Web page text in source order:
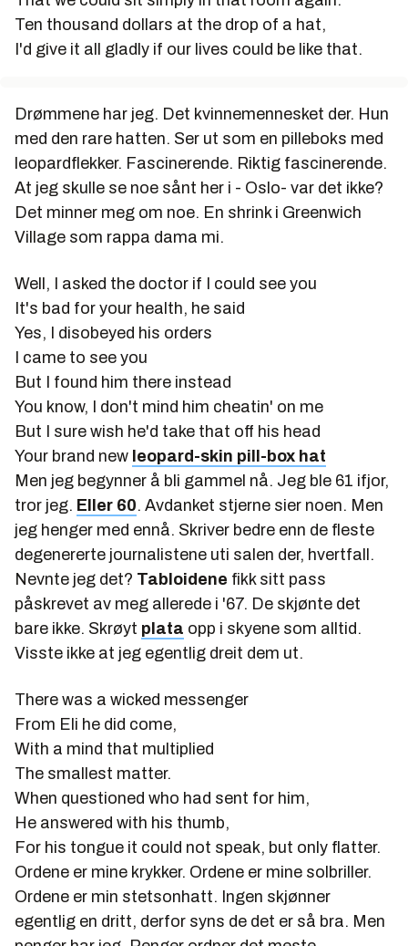
Ten thousand dollars at the drop of a hat,
I'd give it all gladly if our lives could be like that.
Drømmene har jeg. Det kvinnemennesket der. Hun
med den rare hatten. Ser ut som en pilleboks med
leopardflekker. Fascinerende. Riktig fascinerende.
At jeg skulle se noe sånt her i - Oslo- var det ikke?
Det minner meg om noe. En shrink i Greenwich
Village som rappa dama mi.
Well, I asked the doctor if I could see you
It's bad for your health, he said
Yes, I disobeyed his orders
I came to see you
But I found him there instead
You know, I don't mind him cheatin' on me
But I sure wish he'd take that off his head
Your brand new leopard-skin pill-box hat
Men jeg begynner å bli gammel nå. Jeg ble 61 ifjor,
tror jeg. Eller 60. Avdanket stjerne sier noen. Men
jeg henger med ennå. Skriver bedre enn de fleste
degenererte journalistene uti salen der, hvertfall.
Nevnte jeg det? Tabloidene fikk sitt pass
påskrevet av meg allerede i '67. De skjønte det
bare ikke. Skrøyt plata opp i skyene som alltid.
Visste ikke at jeg egentlig dreit dem ut.
There was a wicked messenger
From Eli he did come,
With a mind that multiplied
The smallest matter.
When questioned who had sent for him,
He answered with his thumb,
For his tongue it could not speak, but only flatter.
Ordene er mine krykker. Ordene er mine solbriller.
Ordene er min stetsonhatt. Ingen skjønner
egentlig en dritt, derfor syns de det er så bra. Men